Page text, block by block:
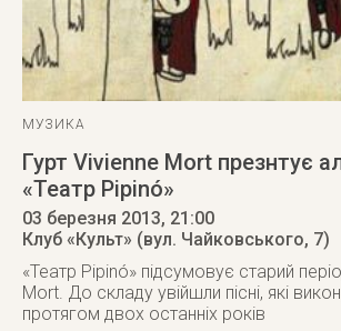
МУЗИКА
Гурт Vivienne Mort презнтує
«Театр Pipinó»
03 березня 2013, 21:00
Клуб «Культ» (вул. Чайковського, 7)
«Театр Pipinó» підсумовує старий
Mort. До складу увійшли пісні, які
протягом двох останніх років